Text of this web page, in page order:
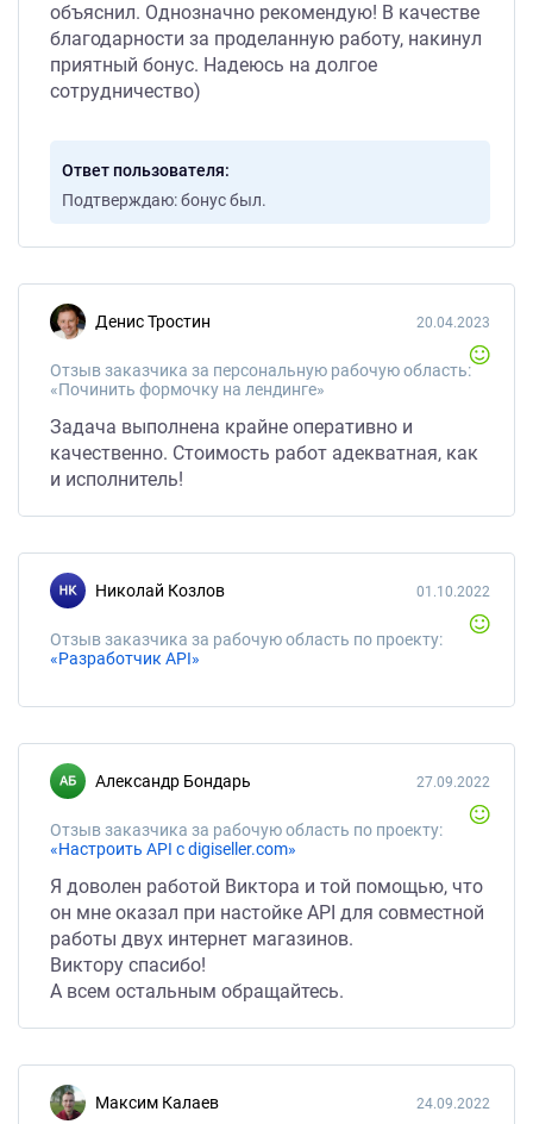
объяснил. Однозначно рекомендую! В качестве
благодарности за проделанную работу, накинул
приятный бонус. Надеюсь на долгое
сотрудничество)
Ответ пользователя
Подтверждаю: бонус был.
Денис Тростин
Отзыв заказчика за персональную рабочую область:
«Починить формочку на лендинге»
20.04.2023
Задача выполнена крайне оперативно и
качественно. Стоимость работ адекватная, как
и исполнитель!
Николай Козлов
Отзыв заказчика за рабочую область по проекту:
«Разработчик API»
01.10.2022
Александр Бондарь
Отзыв заказчика за рабочую область по проекту:
«Настроить API с digiseller.com»
27.09.2022
Я доволен работой Виктора и той помощью, что
он мне оказал при настойке API для совместной
работы двух интернет магазинов.
Виктору спасибо!
А всем остальным обращайтесь.
Максим Калаев 24.09.2022